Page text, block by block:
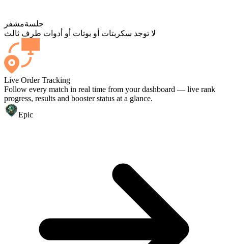
جلسةمشفر
لا توجد سكربتات أو بوتات أو أدوات طرف ثالث
Live Order Tracking
Follow every match in real time from your dashboard — live rank
progress, results and booster status at a glance.
Epic